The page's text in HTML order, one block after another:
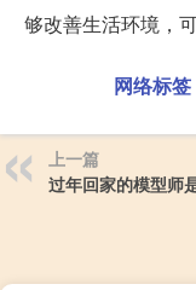
够改善生活环境，
网络标签
上一篇
过年回家的模型师